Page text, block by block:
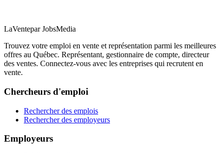
LaVentepar JobsMedia
Trouvez votre emploi en vente et représentation parmi les meilleures
offres au Québec. Représentant, gestionnaire de compte, directeur
des ventes. Connectez-vous avec les entreprises qui recrutent en
vente.
Chercheurs d'emploi
Rechercher des emplois
Rechercher des employeurs
Employeurs